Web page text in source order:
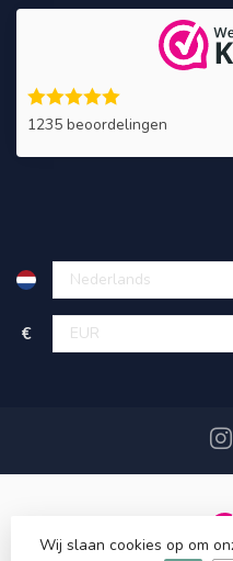
1235 beoordelingen
€
Wij slaan cookies op om